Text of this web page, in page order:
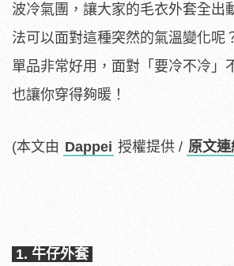
波冷氣團，讓大家的毛衣外套全出
法可以面對這種突然的氣溫變化呢
單品非常好用，面對「要冷不冷」
也讓你穿得夠暖！
(本文由 Dappei 授權提供 / 原文連
1. 牛仔外套